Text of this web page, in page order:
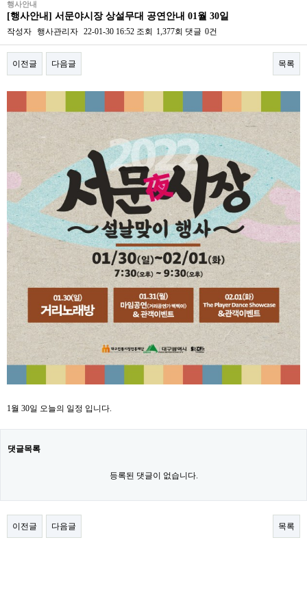
행사안내
[행사안내] 서문야시장 상설무대 공연안내 01월 30일
작성자 행사관리자 22-01-30 16:52 조회 1,377회 댓글 0건
이전글 다음글 목록
1월 30일 오늘의 일정 입니다.
댓글목록
등록된 댓글이 없습니다.
이전글 다음글 목록